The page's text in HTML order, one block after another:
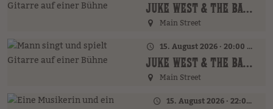
JUKE WEST & THE BAND (AT)
Main Street
15. August 2026 · 20:00 Uhr
JUKE WEST & THE BAND (AT)
Main Street
15. August 2026 · 22:00 Uhr